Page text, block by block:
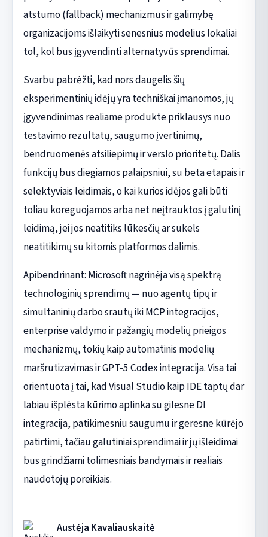
atstumo (fallback) mechanizmus ir galimybę
organizacijoms išlaikyti senesnius modelius lokaliai
tol, kol bus įgyvendinti alternatyvūs sprendimai.
Svarbu pabrėžti, kad nors daugelis šių
eksperimentinių idėjų yra techniškai įmanomos, jų
įgyvendinimas realiame produkte priklausys nuo
testavimo rezultatų, saugumo įvertinimų,
bendruomenės atsiliepimų ir verslo prioritetų. Dalis
funkcijų bus diegiamos palaipsniui, su beta etapais ir
selektyviais leidimais, o kai kurios idėjos gali būti
toliau koreguojamos arba net neįtrauktos į galutinį
leidimą, jei jos neatitiks lūkesčių ar sukels
neatitikimų su kitomis platformos dalimis.
Apibendrinant: Microsoft nagrinėja visą spektrą
technologinių sprendimų — nuo agentų tipų ir
simultaninių darbo srautų iki MCP integracijos,
enterprise valdymo ir pažangių modelių prieigos
mechanizmų, tokių kaip automatinis modelių
maršrutizavimas ir GPT-5 Codex integracija. Visa tai
orientuota į tai, kad Visual Studio kaip IDE taptų dar
labiau išplėsta kūrimo aplinka su gilesne DI
integracija, patikimesniu saugumu ir geresne kūrėjo
patirtimi, tačiau galutiniai sprendimai ir jų išleidimai
bus grindžiami tolimesniais bandymais ir realiais
naudotojų poreikiais.
Austėja Kavaliauskaitė